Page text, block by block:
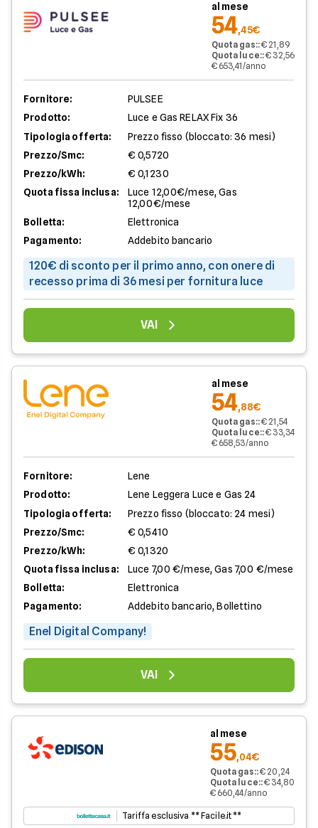
al mese
54,45€
Quota gas::€ 21,89
Quota luce::€ 32,56
€ 653,41/anno
Fornitore:
PULSEE
Prodotto:
Luce e Gas RELAX Fix 36
Tipologia offerta:
Prezzo fisso (bloccato: 36 mesi)
Prezzo/Smc:
€ 0,5720
Prezzo/kWh:
€ 0,1230
Quota fissa inclusa:
Luce 12,00€/mese, Gas
12,00€/mese
Bolletta:
Elettronica
Pagamento:
Addebito bancario
120€ di sconto per il primo anno, con onere di
recesso prima di 36 mesi per fornitura luce
VAI
al mese
54,88€
Quota gas::€ 21,54
Quota luce::€ 33,34
€ 658,53/anno
Fornitore:
Lene
Prodotto:
Lene Leggera Luce e Gas 24
Tipologia offerta:
Prezzo fisso (bloccato: 24 mesi)
Prezzo/Smc:
€ 0,5410
Prezzo/kWh:
€ 0,1320
Quota fissa inclusa:
Luce 7,00 €/mese, Gas 7,00 €/mese
Bolletta:
Elettronica
Pagamento:
Addebito bancario, Bollettino
Enel Digital Company!
VAI
al mese
55,04€
Quota gas::€ 20,24
Quota luce::€ 34,80
€ 660,44/anno
Tariffa esclusiva ** Facile.it **